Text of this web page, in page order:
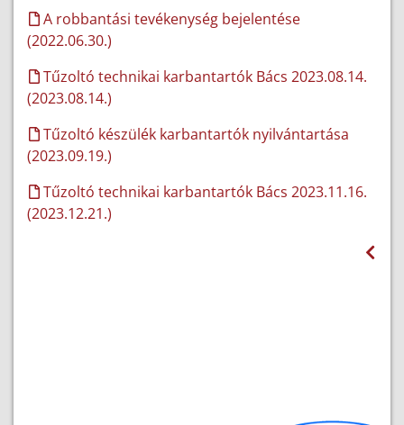
A robbantási tevékenység bejelentése
(2022.06.30.)
Tűzoltó technikai karbantartók Bács 2023.08.14.
(2023.08.14.)
Tűzoltó készülék karbantartók nyilvántartása
(2023.09.19.)
Tűzoltó technikai karbantartók Bács 2023.11.16.
(2023.12.21.)